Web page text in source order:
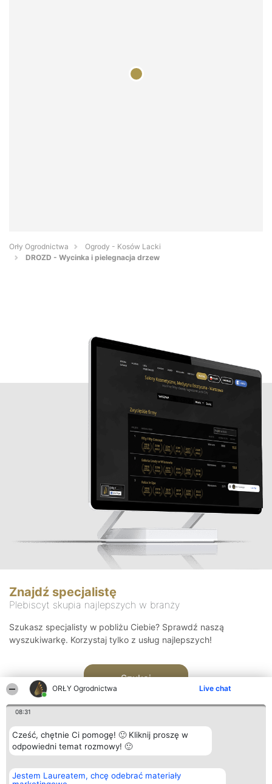
ORŁY Ogrodnictwa Live chat
08:31
Cześć, chętnie Ci pomogę! 🙂 Kliknij proszę w
odpowiedni temat rozmowy! 🙂
Jestem Laureatem, chcę odebrać materiały
Orły Ogrodnictwa
Ogrody - Kosów Lacki
DROZD - Wycinka i pielegnacja drzew
Znajdź specjalistę
Plebiscyt skupia najlepszych w branży
Szukasz specjalisty w pobliżu Ciebie? Sprawdź naszą
wyszukiwarkę. Korzystaj tylko z usług najlepszych!
Szukaj
Organizator plebiscytu
Bright Side Solutions sp. z o.
Plebiscyt
Laureaci
Kontakt
Kontakt